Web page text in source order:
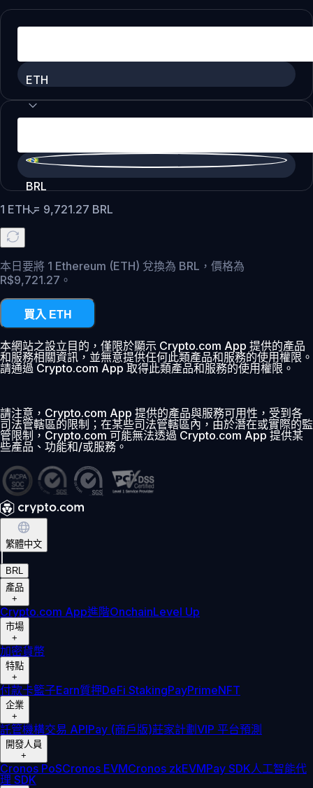
ETH
BRL
1 ETH= 9,721.27 BRL
本日要將 1 Ethereum (ETH) 兌換為 BRL，價格為
R$9,721.27。
買入 ETH
本網站之設立目的，僅限於顯示 Crypto.com App 提供的產品
和服務相關資訊，並無意提供任何此類產品和服務的使用權限。
請通過 Crypto.com App 取得此類產品和服務的使用權限。
請注意，Crypto.com App 提供的產品與服務可用性，受到各
司法管轄區的限制；在某些司法管轄區內，由於潛在或實際的監
管限制，Crypto.com 可能無法透過 Crypto.com App 提供某
些產品、功能和/或服務。
繁體中文
BRL
產品
+
Crypto.com App進階OnchainLevel Up
市場
+
加密貨幣
特點
+
付款卡籃子Earn質押DeFi StakingPayPrimeNFT
企業
+
託管機構交易 APIPay (商戶版)莊家計劃VIP 平台預測
開發人員
+
Cronos PoSCronos EVMCronos zkEVMPay SDK人工智能代
理 SDK